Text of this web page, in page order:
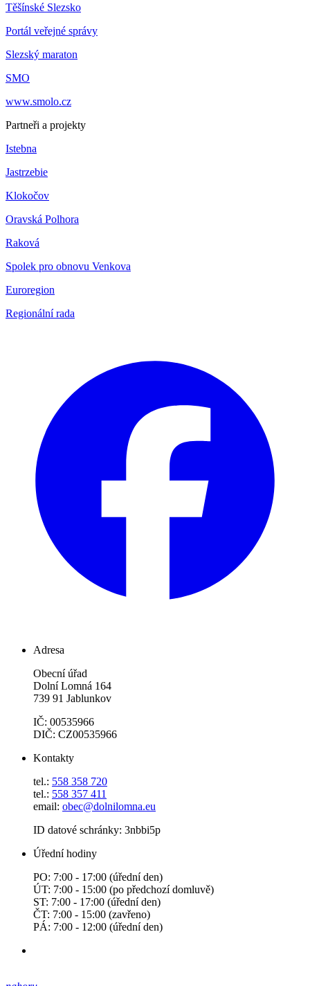
Těšínské Slezsko
Portál veřejné správy
Slezský maraton
SMO
www.smolo.cz
Partneři a projekty
Istebna
Jastrzebie
Klokočov
Oravská Polhora
Raková
Spolek pro obnovu Venkova
Euroregion
Regionální rada
Adresa
Obecní úřad
Dolní Lomná 164
739 91 Jablunkov
IČ: 00535966
DIČ: CZ00535966
Kontakty
tel.: 558 358 720
tel.: 558 357 411
email: obec@dolnilomna.eu
ID datové schránky: 3nbbi5p
Úřední hodiny
PO: 7:00 - 17:00 (úřední den)
ÚT: 7:00 - 15:00 (po předchozí domluvě)
ST: 7:00 - 17:00 (úřední den)
ČT: 7:00 - 15:00 (zavřeno)
PÁ: 7:00 - 12:00 (úřední den)